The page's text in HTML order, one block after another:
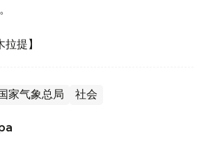
拉提】
家气象总局 社会